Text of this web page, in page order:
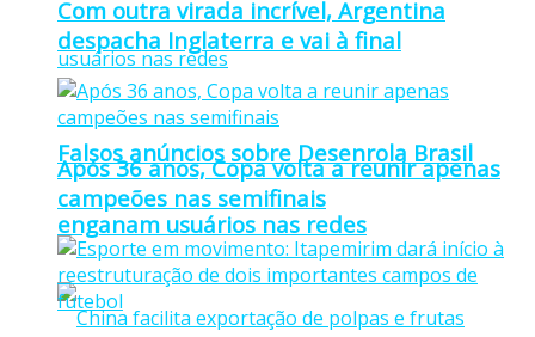
Falsos anúncios sobre Desenrola Brasil
enganam usuários nas redes
Com outra virada incrível, Argentina
despacha Inglaterra e vai à final
Após 36 anos, Copa volta a reunir apenas
campeões nas semifinais